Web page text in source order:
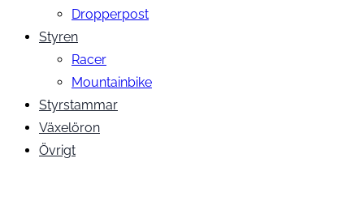
Dropperpost
Styren
Racer
Mountainbike
Styrstammar
Växelöron
Övrigt